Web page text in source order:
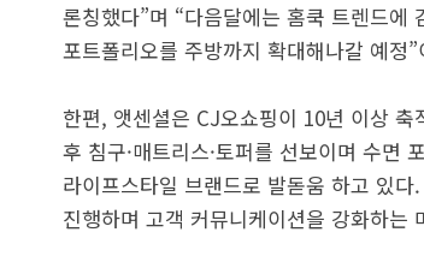
론칭했다”며 “다음달에는 홈쿡 트렌드
포트폴리오를 주방까지 확대해나갈 예정
한편, 앳센셜은 CJ오쇼핑이 10년 이상
후 침구·매트리스·토퍼를 선보이며 수면
라이프스타일 브랜드로 발돋움 하고 있
진행하며 고객 커뮤니케이션을 강화하는